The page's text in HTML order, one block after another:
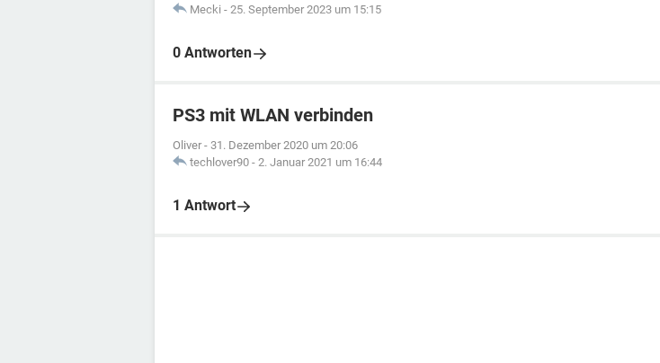
Mecki - 25. September 2023 um 15:15
0 Antworten
PS3 mit WLAN verbinden
Oliver - 31. Dezember 2020 um 20:06
techlover90 - 2. Januar 2021 um 16:44
1 Antwort